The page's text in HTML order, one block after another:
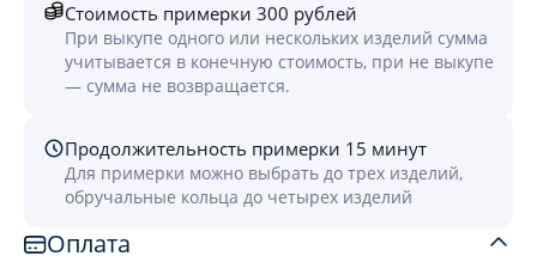
Стоимость примерки 300 рублей
При выкупе одного или нескольких изделий сумма
учитывается в конечную стоимость, при не выкупе
— сумма не возвращается.
Продолжительность примерки 15 минут
Для примерки можно выбрать до трех изделий,
обручальные кольца до четырех изделий
Оплата